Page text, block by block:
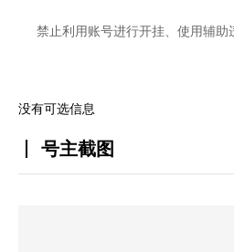
禁止利用账号进行开挂、使用辅助
没有可选信息
号主截图